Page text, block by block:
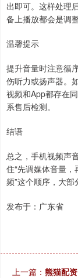
出即可。这样处理
备上播放都会是调
温馨提示
提升音量时注意循
伤听力或扬声器。
视频和App都存在
系售后检测。
结语
总之，手机视频声
住“先调媒体音量
频”这个顺序，大部
发布于：广东省
上一篇： 熊猫配